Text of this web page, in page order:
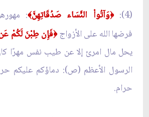
(4): ﴿وَآتُواْ النَّسَاء صَدُقَاتِهِنَّ﴾:
فرضها الله على الأزواج﴿فَإِن طِبْنَ لَكُمْ
يحل مال امرئ إلا عن طيب نفس مهرًا
الرسول الأعظم (ص): دماؤكم عليكم
حرام.